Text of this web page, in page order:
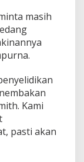
masih
Kami
pasti akan